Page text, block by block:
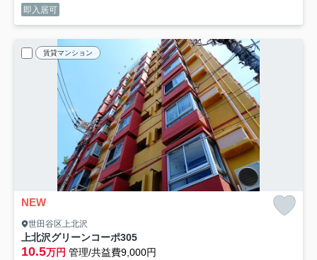
即入居可
賃貸マンション
NEW
世田谷区上北沢
上北沢グリーンコーポ305
10.5万円 管理/共益費9,000円